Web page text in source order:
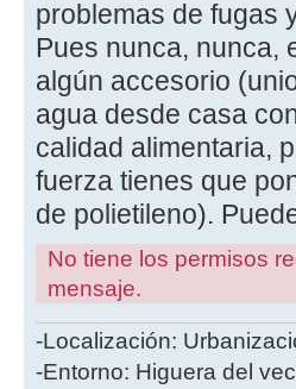
problemas de fugas
Pues nunca, nunca,
algún accesorio
agua desde casa
calidad alimentaria,
fuerza tienes que
de polietileno).
No tiene los permisos
mensaje.
-Localización:
-Entorno: Higuera del